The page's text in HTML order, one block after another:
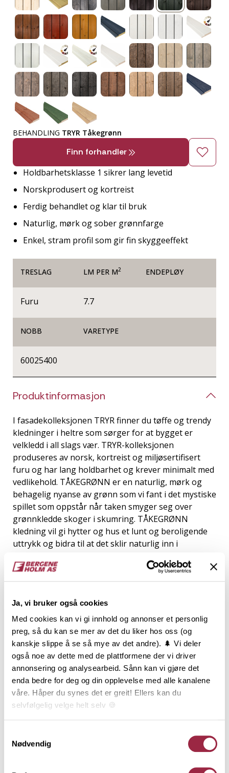
Ja, vi bruker også cookies
Med cookies kan vi gi innhold og annonser et personlig
preg, så du kan se mer av det du liker hos oss (og
kanskje slippe å se så mye av det andre). 🌲 Vi deler
også noe av dette med de plattformene der vi driver
annonsering og analysearbeid. Sånn kan vi gjøre det
enda bedre for deg og din opplevelse med alle kanalene
våre. Håper du synes det er greit! Ellers kan du
selvfølgelig velge helt selv 🍪
Nødvendig
BEHANDLING TRYR Tåkegrønn
Finn forhandler
Holdbarhetsklasse 1 sikrer lang levetid
Norskprodusert og kortreist
Ferdig behandlet og klar til bruk
Naturlig, mørk og sober grønnfarge
Enkel, stram profil som gir fin skyggeeffekt
TRESLAG LM PER M2 ENDEPLØY
Furu 7.7
NOBB VARETYPE
60025400
Produktinformasjon
I fasadekolleksjonen TRYR finner du tøffe og trendy
kledninger i heltre som sørger for at bygget er
velkledd i all slags vær. TRYR-kolleksjonen
produseres av norsk, kortreist og miljøsertifisert
furu og har lang holdbarhet og krever minimalt med
vedlikehold. TÅKEGRØNN er en naturlig, mørk og
behagelig nyanse av grønn som vi fant i det mystiske
spillet som oppstår når taken smyger seg over
grønnkledde skoger i skumring. TÅKEGRØNN
kledning vil gi hytter og hus et lunt og beroligende
uttrykk og bidra til at det sklir naturlig inn i
variere noe i ulike lyssettinger. Dobbelfals Rett er
kledningen som gir en stram og enkel veggflate. Det
og den 12 mm. skyggen. Dobbelfals Rett er
endepløyd, falset og brukes stående.
Behandling
Teknisk informasjon